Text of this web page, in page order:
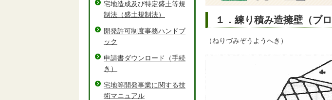
１．練り積み造擁壁（ブ
（ねりづみぞうようへき）
宅地造成及び特定盛土等規
制法（盛土規制法）
開発許可制度事務ハンドブ
ック
申請書ダウンロード（手続
き）
宅地等開発事業に関する技
術マニュアル